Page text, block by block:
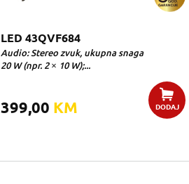
LED 43QVF684
Audio: Stereo zvuk, ukupna snaga
20 W (npr. 2 × 10 W);...
399,00 KM DODAJ